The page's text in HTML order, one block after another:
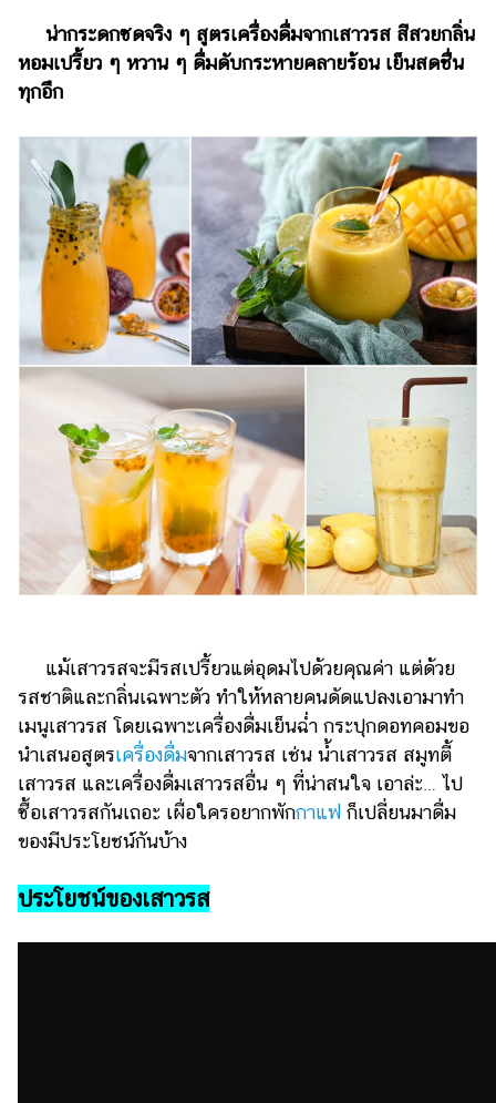
บันเทิง
รูปภาพ
ดู
หนัง
Music
Station
ละคร
บันเทิง
เกาหลี
ไลฟ์
ไตล์
ท่อง
เที่ยว
สูตร
อาหาร
ง่ายๆ
ปิ้ง
รถยนต์
น่ากระดกซดจริง ๆ สูตรเครื่องดื่มจากเสาวรส สีสวยกลิ่น
หอมเปรี้ยว ๆ หวาน ๆ ดื่มดับกระหายคลายร้อน เย็นสดชื่น
ทุกอึก
แม้เสาวรสจะมีรสเปรี้ยวแต่อุดมไปด้วยคุณค่า แต่ด้วย
รสชาติและกลิ่นเฉพาะตัว ทำให้หลายคนดัดแปลงเอามาทำ
เมนูเสาวรส โดยเฉพาะเครื่องดื่มเย็นฉ่ำ กระปุกดอทคอมขอ
นำเสนอสูตรเครื่องดื่มจากเสาวรส เช่น น้ำเสาวรส สมูทตี้
เสาวรส และเครื่องดื่มเสาวรสอื่น ๆ ที่น่าสนใจ เอาล่ะ… ไป
ซื้อเสาวรสกันเถอะ เผื่อใครอยากพักกาแฟ ก็เปลี่ยนมาดื่ม
ของมีประโยชน์กันบ้าง
ประโยชน์ของเสาวรส